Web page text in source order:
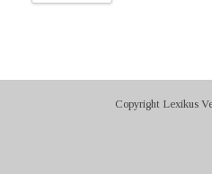
Copyright Lexikus